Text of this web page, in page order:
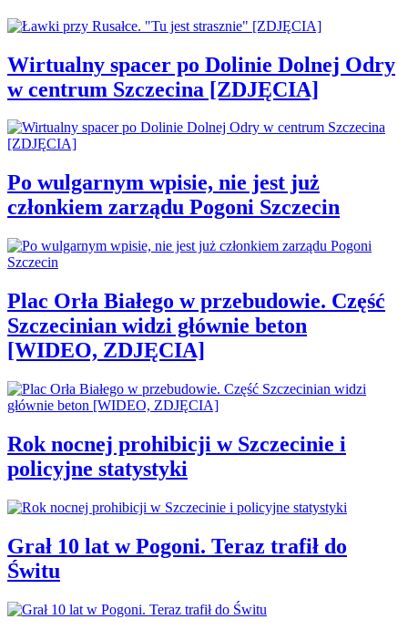
Wirtualny spacer po Dolinie Dolnej Odry
w centrum Szczecina [ZDJĘCIA]
Po wulgarnym wpisie, nie jest już
członkiem zarządu Pogoni Szczecin
Plac Orła Białego w przebudowie. Część
Szczecinian widzi głównie beton
[WIDEO, ZDJĘCIA]
Rok nocnej prohibicji w Szczecinie i
policyjne statystyki
Grał 10 lat w Pogoni. Teraz trafił do
Świtu